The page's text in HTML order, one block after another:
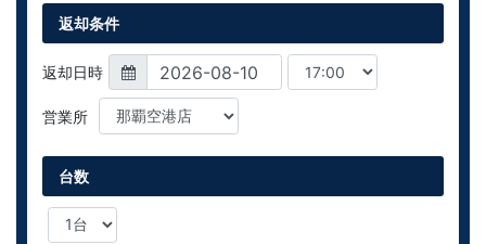
返却条件
返却日時
営業所
台数